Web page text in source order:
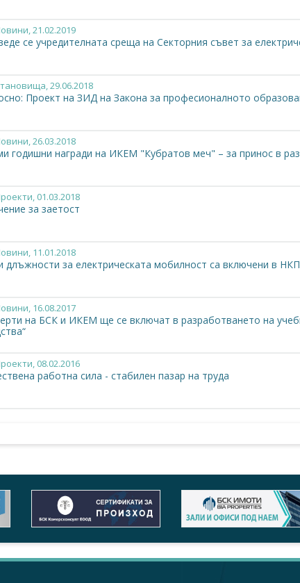
, 21.02.2019
се учредителната среща на Секторния съвет за
, 29.06.2018
Проект на ЗИД на Закона за професионалното
, 26.03.2018
годишни награди на ИКЕМ "Кубратов меч" – за принос в
, 01.03.2018
за заетост
, 11.01.2018
длъжности за електрическата мобилност са включени в
, 16.08.2017
на БСК и ИКЕМ ще се включат в разработването на
, 08.02.2016
работна сила - стабилен пазар на труда